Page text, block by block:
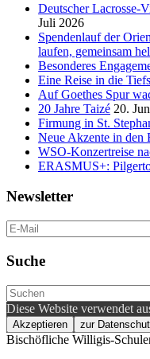
Deutscher Lacrosse-
Juli 2026
Spendenlauf der
laufen, gemeinsam
Besonderes
Eine Reise in die
Auf Goethes Spur
20 Jahre Taizé 20.
Firmung in St.
Neue Akzente in den
WSO-Konzertreise
ERASMUS+:
Newsletter
Suche
Diese Website verwendet
Akzeptieren zur
Bischöfliche Willigis-